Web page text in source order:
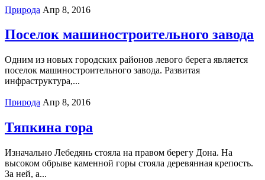
Природа Апр 8, 2016
Поселок машиностроительного завода
Одним из новых городских районов левого берега является
поселок машиностроительного завода. Развитая
инфраструктура,...
Природа Апр 8, 2016
Тяпкина гора
Изначально Лебедянь стояла на правом берегу Дона. На
высоком обрыве каменной горы стояла деревянная крепость.
За ней, а...